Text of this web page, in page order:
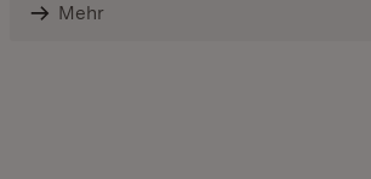
Mehr